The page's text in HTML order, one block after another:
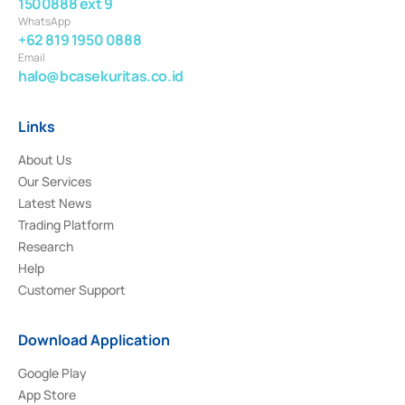
WhatsApp
+62 819 1950 0888
Email
halo@bcasekuritas.co.id
Links
About Us
Our Services
Latest News
Trading Platform
Research
Help
Customer Support
Download Application
Google Play
App Store